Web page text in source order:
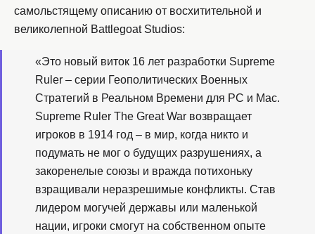
самольстящему описанию от восхитительной и
великолепной Battlegoat Studios:
«Это новый виток 16 лет разработки Supreme
Ruler – серии Геополитических Военных
Стратегий в Реальном Времени для PC и Mac.
Supreme Ruler The Great War возвращает
игроков в 1914 год – в мир, когда никто и
подумать не мог о будущих разрушениях, а
закоренелые союзы и вражда потихоньку
взращивали неразрешимые конфликты. Став
лидером могучей державы или маленькой
нации, игроки смогут на собственном опыте